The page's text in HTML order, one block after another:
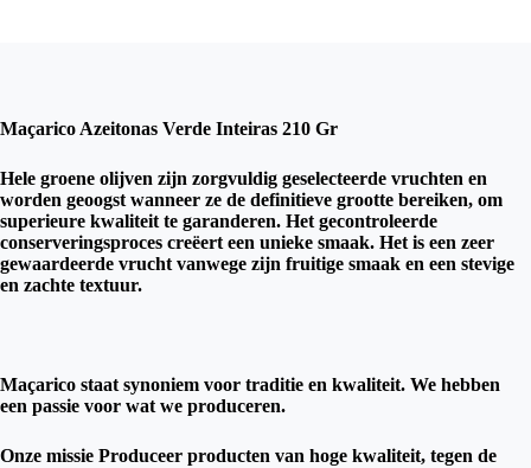
Maçarico Azeitonas Verde Inteiras 210 Gr
Hele groene olijven zijn zorgvuldig geselecteerde vruchten en
worden geoogst wanneer ze de definitieve grootte bereiken, om
superieure kwaliteit te garanderen. Het gecontroleerde
conserveringsproces creëert een unieke smaak. Het is een zeer
gewaardeerde vrucht vanwege zijn fruitige smaak en een stevige
en zachte textuur.
Maçarico staat synoniem voor traditie en kwaliteit. We hebben
een passie voor wat we produceren.
Onze missie Produceer producten van hoge kwaliteit, tegen de